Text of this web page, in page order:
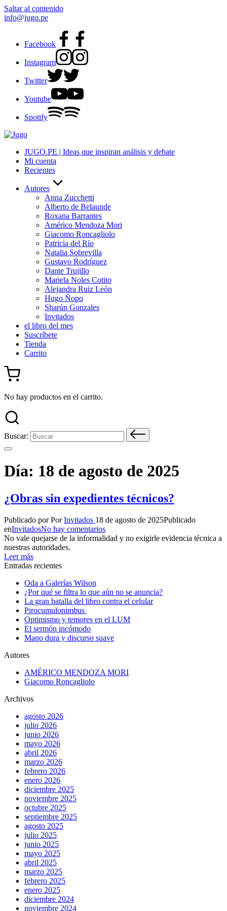
Saltar al contenido
info@jugo.pe
Facebook
Instagram
Twitter
Youtube
Spotify
JUGO.PE | Ideas que inspiran análisis y debate
Mi cuenta
Recientes
Autores
Anna Zucchetti
Alberto de Belaunde
Roxana Barrantes
Américo Mendoza Mori
Giacomo Roncagliolo
Patricia del Río
Natalia Sobrevilla
Gustavo Rodríguez
Dante Trujillo
Mariela Noles Cotito
Alejandra Ruiz León
Hugo Ñopo
Sharún Gonzales
Invitados
el libro del mes
Suscríbete
Tienda
Carrito
No hay productos en el carrito.
Buscar:
Día: 18 de agosto de 2025
¿Obras sin expedientes técnicos?
Publicado por PorInvitados 18 de agosto de 2025Publicado
enInvitadosNo hay comentarios
No vale quejarse de la informalidad y no exigirle evidencia técnica a
nuestras autoridades.
Leer más
Entradas recientes
Oda a Galerías Wilson
¿Por qué se filtra lo que aún no se anuncia?
La gran batalla del libro contra el celular
Pirocumulonimbus
Optimismo y temores en el LUM
El sermón incómodo
Mano dura y discurso suave
Autores
AMÉRICO MENDOZA MORI
Giacomo Roncagliolo
Archivos
agosto 2026
julio 2026
junio 2026
mayo 2026
abril 2026
marzo 2026
febrero 2026
enero 2026
diciembre 2025
noviembre 2025
octubre 2025
septiembre 2025
agosto 2025
julio 2025
junio 2025
mayo 2025
abril 2025
marzo 2025
febrero 2025
enero 2025
diciembre 2024
noviembre 2024